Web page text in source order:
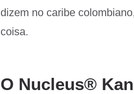
dizem no caribe
coisa.
O Nucleus®